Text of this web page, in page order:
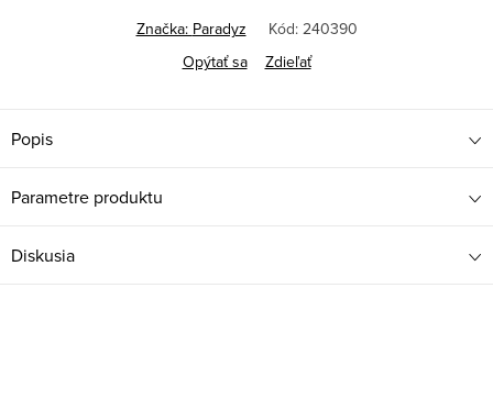
Značka: Paradyz Kód: 240390
Opýtať sa
Zdieľať
Popis
Parametre produktu
Diskusia